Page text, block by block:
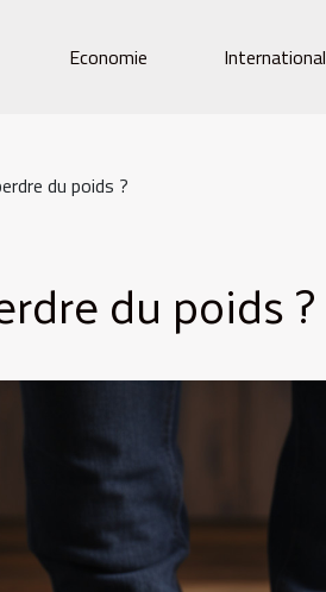
Economie International
du poids ?
du poids ?